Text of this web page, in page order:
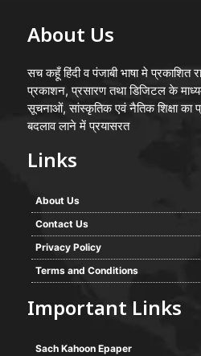
About Us
सच कहूँ हिंदी व पंजाबी भाषा मे प्रकाशित
प्रकाशन, प्रसारण तथा डिजिटल के
सूचनाओं, सांस्कृतिक एवं नैतिक शिक्षा का
बदलाव लाने में प्रयासरत
Links
About Us
Contact Us
Privacy Policy
Terms and Conditions
Important Links
Sach Kahoon Epaper